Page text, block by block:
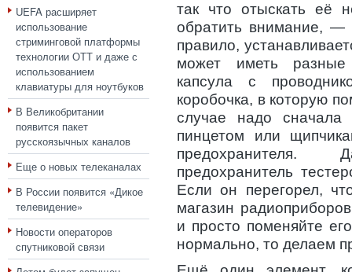
UEFA расширяет
использование
стриминговой платформы
технологии ОТТ и даже с
использованием
клавиатуры для ноутбуков
В Великобритании
появится пакет
русскоязычных каналов
Еще о новых телеканалах
В России появится «Дикое
телевидение»
Новости операторов
спутниковой связи
так что отыскать её
обратить внимание, —
правило,
может иметь
капсула с
коробочка, в которую
случае надо сначала
пинцетом или
предохранитель
Если он перегорел,
магазин
и просто поменяйте
нормально, то делаем